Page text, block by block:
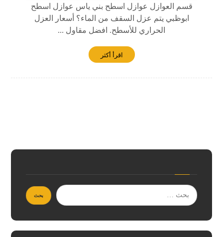
قسم العوازل عوازل اسطح بني ياس عوازل اسطح
ابوظبي يتم عزل السقف من الماء؟ أسعار العزل
الحراري للأسطح. افضل مقاول ...
اقرأ أكثر